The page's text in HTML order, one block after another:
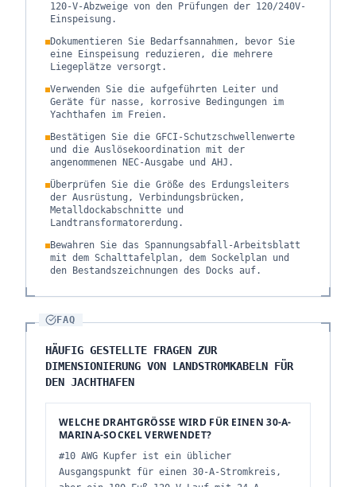
120-V-Abzweige von den Prüfungen der 120/240V-
Einspeisung.
Dokumentieren Sie Bedarfsannahmen, bevor Sie
eine Einspeisung reduzieren, die mehrere
Liegeplätze versorgt.
Verwenden Sie die aufgeführten Leiter und
Geräte für nasse, korrosive Bedingungen im
Yachthafen im Freien.
Bestätigen Sie die GFCI-Schutzschwellenwerte
und die Auslösekoordination mit der
angenommenen NEC-Ausgabe und AHJ.
Überprüfen Sie die Größe des Erdungsleiters
der Ausrüstung, Verbindungsbrücken,
Metalldockabschnitte und
Landtransformatorerdung.
Bewahren Sie das Spannungsabfall-Arbeitsblatt
mit dem Schalttafelplan, dem Sockelplan und
den Bestandszeichnungen des Docks auf.
FAQ
HÄUFIG GESTELLTE FRAGEN ZUR
DIMENSIONIERUNG VON LANDSTROMKABELN FÜR
DEN JACHTHAFEN
WELCHE DRAHTGRÖSSE WIRD FÜR EINEN 30-A-M
ARINA-SOCKEL VERWENDET?
#10 AWG Kupfer ist ein üblicher
Ausgangspunkt für einen 30-A-Stromkreis,